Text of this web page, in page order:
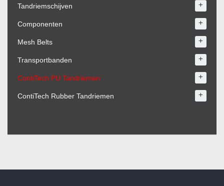
Tandriemschijven +
Componenten +
Mesh Belts +
Transportbanden +
ContiTech PU Tandriemen +
ContiTech Rubber Tandriemen +